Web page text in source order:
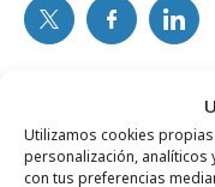
Utilizamos cookies
personalización,
con tus preferencias
Noticias